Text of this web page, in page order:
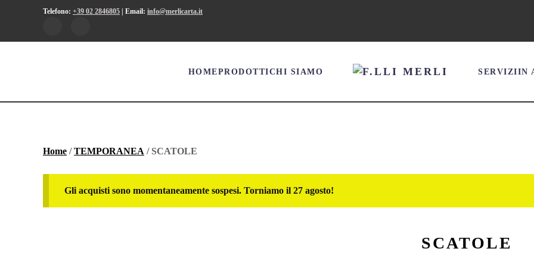
Telefono: +39 02 2846805 Email: info@merlicarta.it
HOMEPRODOTTICHI SIAMO SERVIZIIN
Home /TEMPORANEA / SCATOLE
Gli acquisti sono momentaneamente sospesi. Torniamo il 27 agosto!
SCATOLE